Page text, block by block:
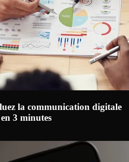
la communication digitale
3 minutes